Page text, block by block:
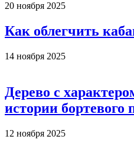
20 ноября 2025
Как облегчить
14 ноября 2025
Дерево с
истории бортевого
12 ноября 2025